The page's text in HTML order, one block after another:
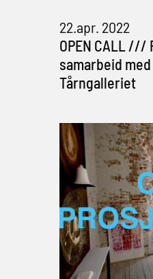
22.apr. 2022
OPEN CALL ///
samarbeid
Tårngalleriet